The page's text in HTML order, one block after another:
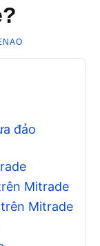
đảo
Mitrade
Mitrade